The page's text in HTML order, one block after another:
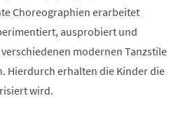
Choreographien erarbeitet
ausprobiert und
modernen Tanzstile
Hierdurch erhalten die Kinder die
wird.